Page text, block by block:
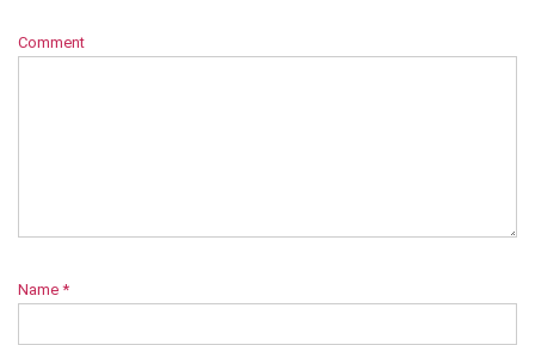
Comment
Name *